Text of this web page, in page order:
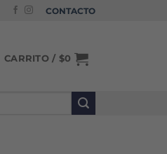
CONTACTO
CARRITO / $0